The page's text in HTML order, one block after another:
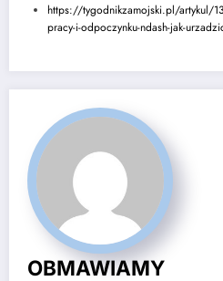
https://tygodnikzamojski.pl/artykul/
pracy-i-odpoczynku-ndash-jak-
OBMAWIAMY